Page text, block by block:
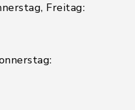
Freitag: